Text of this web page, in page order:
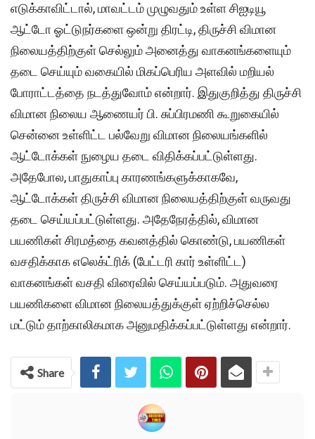
எடுக்காவிட்டால், மாவட்டம் முழுவதும் உள்ள சிஐடியூ
ஆட்டோ ஓட்டுநர்களை ஒன்று திரட்டி, திருச்சி விமான
நிலையத்திற்குள் செல்லும் அனைத்து வாகனங்களையும்
தடை செய்யும் வகையில் மிகப்பெரிய அளவில் மறியல்
போராட்டத்தை நடத்துவோம் என்றார். இதுகுறித்து திருச்சி
விமான நிலைய ஆணையர் பி. சுப்பிரமணி கூறுகையில்
சென்னை உள்ளிட்ட பல்வேறு விமான நிலையங்களில்
ஆட்டோக்கள் நுழைய தடை விதிக்கப்பட்டுள்ளது.
அதேபோல, பாதுகாப்பு காரணங்களுக்காகவே,
ஆட்டோக்கள் திருச்சி விமான நிலையத்திற்குள் வருவது
தடை செய்யப்பட்டுள்ளது. அதேநேரத்தில், விமான
பயணிகள் சிரமத்தை கவனத்தில் கொண்டு, பயணிகள்
வசதிக்காக எலெக்ட்ரிக் (பேட்டரி கார் உள்ளிட்ட)
வாகனங்கள் வசதி விரைவில் செய்யப்படும். அதுவரை
பயணிகளை விமான நிலையத்துக்குள் ஏற்றிச்செல்ல
மட்டும் தாற்காலிகமாக அனுமதிக்கப்பட்டுள்ளது என்றார்.
Share